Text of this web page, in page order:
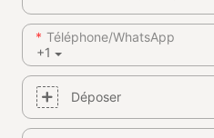
+1
Téléphone/WhatsApp
Déposer